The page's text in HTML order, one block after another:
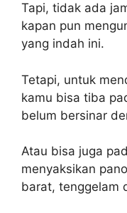
Tapi, tidak ada
kapan pun
yang indah ini.
Tetapi, untuk
kamu bisa tiba
belum bersinar
Atau bisa juga
menyaksikan
barat, tenggelam